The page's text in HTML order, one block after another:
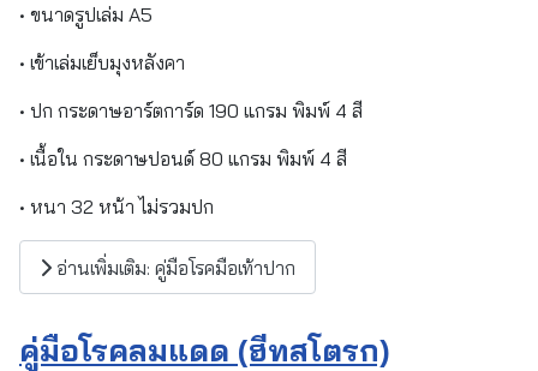
• ขนาดรูปเล่ม A5
• เข้าเล่มเย็บมุงหลังคา
• ปก กระดาษอาร์ตการ์ด 190 แกรม พิมพ์ 4 สี
• เนื้อใน กระดาษปอนด์ 80 แกรม พิมพ์ 4 สี
• หนา 32 หน้า ไม่รวมปก
อ่านเพิ่มเติม: คู่มือโรคมือเท้าปาก
คู่มือโรคลมแดด (ฮีทสโตรก)